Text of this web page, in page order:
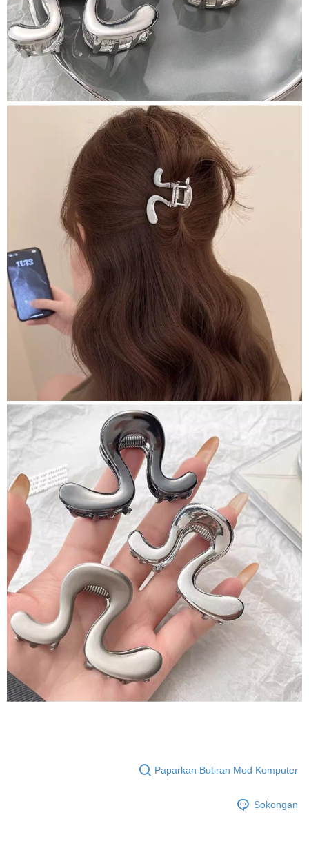
Paparkan Butiran Mod Komputer
Sokongan